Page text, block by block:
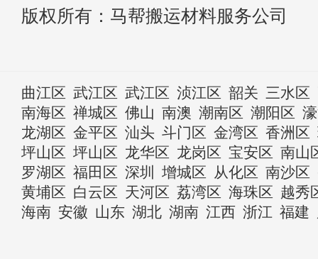
版权所有：马帮搬运材料服务公司
曲江区 武江区 武江区 浈江区 韶关 三水区
南海区 禅城区 佛山 南澳 潮南区 潮阳区
龙湖区 金平区 汕头 斗门区 金湾区 香洲区
坪山区 坪山区 龙华区 龙岗区 宝安区 南山
罗湖区 福田区 深圳 增城区 从化区 南沙区
黄埔区 白云区 天河区 荔湾区 海珠区 越秀
海南 安徽 山东 湖北 湖南 江西 浙江 福建